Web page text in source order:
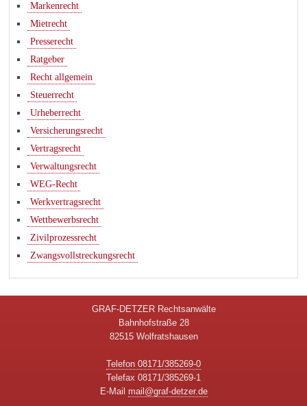
Markenrecht
Mietrecht
Presserecht
Ratgeber
Recht allgemein
Steuerrecht
Urheberrecht
Versicherungsrecht
Vertragsrecht
Verwaltungsrecht
WEG-Recht
Werkvertragsrecht
Wettbewerbsrecht
Zivilprozessrecht
Zwangsvollstreckungsrecht
GRAF-DETZER Rechtsanwälte
Bahnhofstraße 28
82515 Wolfratshausen
Telefon 08171/385269-0
Telefax 08171/385269-1
E-Mail mail@graf-detzer.de